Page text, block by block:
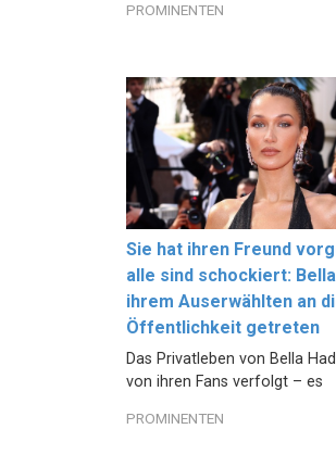
PROMINENTEN
Sie hat ihren Freund
alle sind schockiert:
ihrem Auserwählten an
Öffentlichkeit getreten
Das Privatleben von Bella
von ihren Fans verfolgt – es
PROMINENTEN